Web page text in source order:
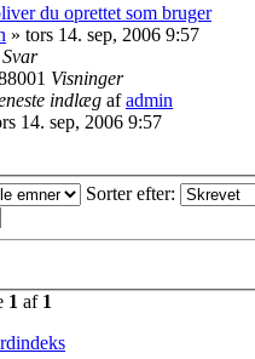
du oprettet som bruger
» tors 14. sep, 2006 9:57
Svar
Visninger
indlæg afadmin
14. sep, 2006 9:57
Sorter efter:
1 af 1